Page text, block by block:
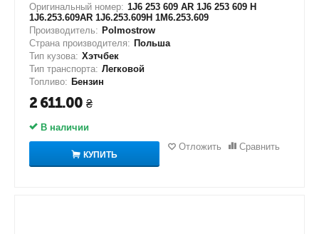
Оригинальный номер: 1J6 253 609 AR 1J6 253 609 H
1J6.253.609AR 1J6.253.609H 1M6.253.609
Производитель: Polmostrow
Страна производителя: Польша
Тип кузова: Хэтчбек
Тип транспорта: Легковой
Топливо: Бензин
2 611.00 ₴
В наличии
КУПИТЬ
Отложить Сравнить